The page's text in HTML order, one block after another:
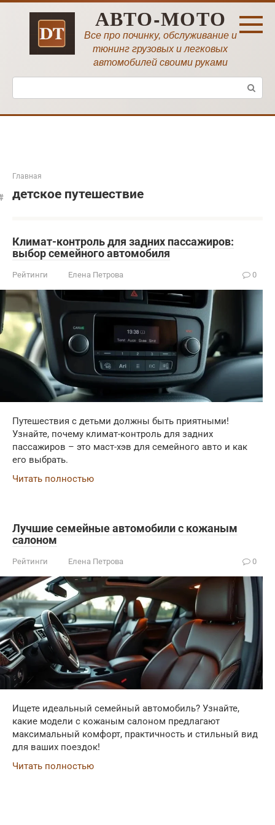
Перейти
АВТО-МОТО
Все про починку, обслуживание и
тюнинг грузовых и легковых
автомобилей своими руками
Поиск:
Главная
детское путешествие
Климат-контроль для задних пассажиров:
выбор семейного автомобиля
Рейтинги Елена Петрова 0
Путешествия с детьми должны быть приятными!
Узнайте, почему климат-контроль для задних
пассажиров – это маст-хэв для семейного авто и как
его выбрать.
Читать полностью
Лучшие семейные автомобили с кожаным
салоном
Рейтинги Елена Петрова 0
Ищете идеальный семейный автомобиль? Узнайте,
какие модели с кожаным салоном предлагают
максимальный комфорт, практичность и стильный вид
для ваших поездок!
Читать полностью